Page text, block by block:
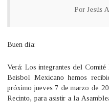
Por Jesús
Buen día:
Verá: Los integrantes del
Beisbol Mexicano hemos
próximo jueves 7 de marzo de
Recinto, para asistir a la